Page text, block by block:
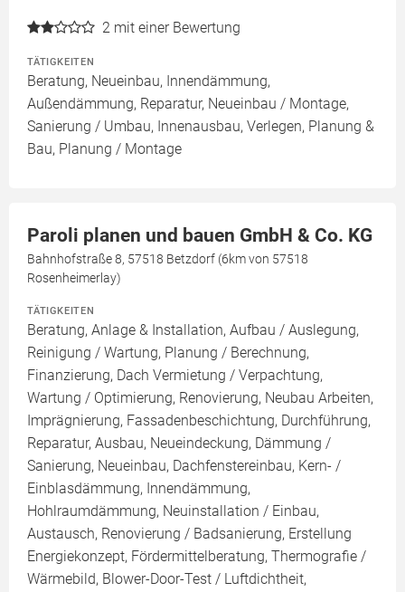
2 mit einer Bewertung
TÄTIGKEITEN
Beratung, Neueinbau, Innendämmung,
Außendämmung, Reparatur, Neueinbau / Montage,
Sanierung / Umbau, Innenausbau, Verlegen, Planung &
Bau, Planung / Montage
Paroli planen und bauen GmbH & Co. KG
Bahnhofstraße 8, 57518 Betzdorf (6km von 57518
Rosenheimerlay)
TÄTIGKEITEN
Beratung, Anlage & Installation, Aufbau / Auslegung,
Reinigung / Wartung, Planung / Berechnung,
Finanzierung, Dach Vermietung / Verpachtung,
Wartung / Optimierung, Renovierung, Neubau Arbeiten,
Imprägnierung, Fassadenbeschichtung, Durchführung,
Reparatur, Ausbau, Neueindeckung, Dämmung /
Sanierung, Neueinbau, Dachfenstereinbau, Kern- /
Einblasdämmung, Innendämmung,
Hohlraumdämmung, Neuinstallation / Einbau,
Austausch, Renovierung / Badsanierung, Erstellung
Energiekonzept, Fördermittelberatung, Thermografie /
Wärmebild, Blower-Door-Test / Luftdichtheit,